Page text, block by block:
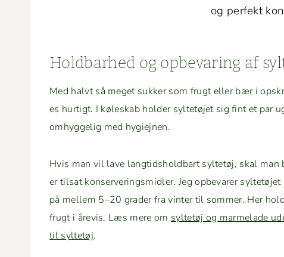
og per­fekt
Hold­barhed og opbe­var­ing af
Med halvt så meget sukker som frugt eller bær i
es hur­tigt. I køleskab hold­er syl­tetø­jet sig fint et par
omhyggelig med hygiejnen.
Hvis man vil lave langtid­sh­old­bart syl­tetøj, skal man
er tilsat kon­server­ingsmi­dler. Jeg opbe­var­er
på mellem 5–20 grad­er fra vin­ter til som­mer. Her
frugt i åre­vis. Læs mere om syl­tetøj og marme­lade
til syl­tetøj.